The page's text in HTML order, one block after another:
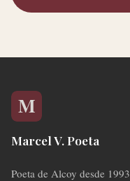
Marcel V. Poeta
Poeta de Alcoy desde 1993